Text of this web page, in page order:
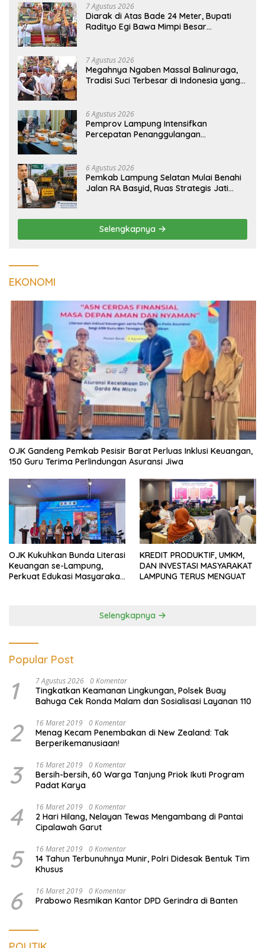
7 Agustus 2026
Diarak di Atas Bade 24 Meter, Bupati
Radityo Egi Bawa Mimpi Besar
7 Agustus 2026
Megahnya Ngaben Massal Balinuraga,
Tradisi Suci Terbesar di Indonesia yang
6 Agustus 2026
Pemprov Lampung Intensifkan
Percepatan Penanggulangan
6 Agustus 2026
Pemkab Lampung Selatan Mulai Benahi
Jalan RA Basyid, Ruas Strategis Jati
Selengkapnya
EKONOMI
OJK Gandeng Pemkab Pesisir Barat Perluas Inklusi Keuangan,
150 Guru Terima Perlindungan Asuransi Jiwa
OJK Kukuhkan Bunda Literasi
Keuangan se-Lampung,
Perkuat Edukasi Masyarakat
KREDIT PRODUKTIF, UMKM,
DAN INVESTASI MASYARAKAT
LAMPUNG TERUS MENGUAT
Selengkapnya
Popular Post
1 7 Agustus 2026 0 Komentar
Tingkatkan Keamanan Lingkungan, Polsek Buay
Bahuga Cek Ronda Malam dan Sosialisasi Layanan 110
2 16 Maret 2019 0 Komentar
Menag Kecam Penembakan di New Zealand: Tak
Berperikemanusiaan!
3 16 Maret 2019 0 Komentar
Bersih-bersih, 60 Warga Tanjung Priok Ikuti Program
Padat Karya
4 16 Maret 2019 0 Komentar
2 Hari Hilang, Nelayan Tewas Mengambang di Pantai
Cipalawah Garut
5 16 Maret 2019 0 Komentar
14 Tahun Terbunuhnya Munir, Polri Didesak Bentuk Tim
Khusus
6 16 Maret 2019 0 Komentar
Prabowo Resmikan Kantor DPD Gerindra di Banten